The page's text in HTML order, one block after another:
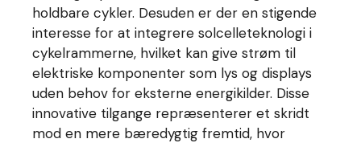
holdbare cykler. Desuden er der en stigende
interesse for at integrere solcelleteknologi i
cykelrammerne, hvilket kan give strøm til
elektriske komponenter som lys og displays
uden behov for eksterne energikilder. Disse
innovative tilgange repræsenterer et skridt
mod en mere bæredygtig fremtid, hvor